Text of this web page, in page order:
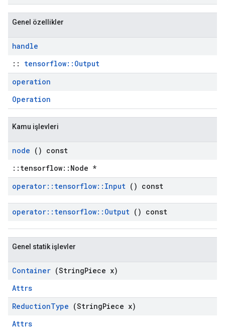
Genel özellikler
handle
:: tensorflow::Output
operation
Operation
Kamu işlevleri
node () const
::tensorflow::Node *
operator:: tensorflow:: Input () const
operator:: tensorflow:: Output () const
Genel statik işlevler
Container (StringPiece x)
Attrs
ReductionType (StringPiece x)
Attrs